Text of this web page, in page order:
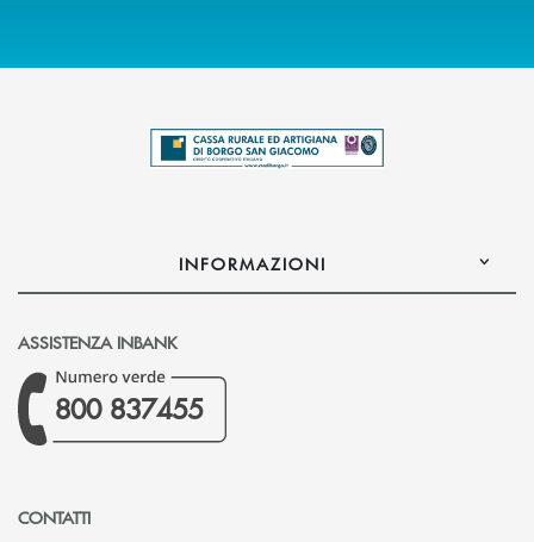
INFORMAZIONI
ASSISTENZA INBANK
800 837455
CONTATTI